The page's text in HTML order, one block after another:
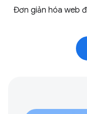
Đơn giản hóa web